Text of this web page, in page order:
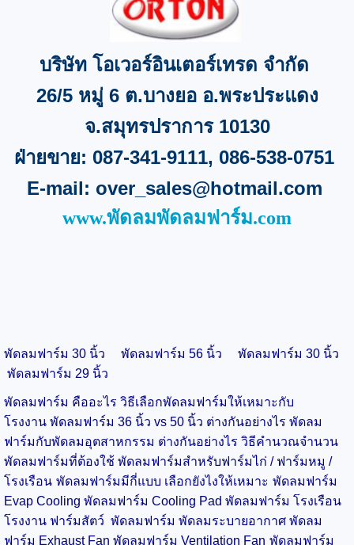
บริษัท โอเวอร์อินเตอร์เทรด จำกัด
26/5 หมู่ 6 ต.บางยอ อ.พระประแดง
จ.สมุทรปราการ 10130
ฝ่ายขาย: 087-341-9111, 086-538-0751
E-mail: over_sales@hotmail.com
www.พัดลมพัดลมฟาร์ม.com
พัดลมฟาร์ม 30 นิ้ว พัดลมฟาร์ม 56 นิ้ว
พัดลมฟาร์ม 30 นิ้ว
พัดลมฟาร์ม 29 นิ้ว
พัดลมฟาร์ม คืออะไร วิธีเลือกพัดลมฟาร์มให้เหมาะกับ
โรงงาน พัดลมฟาร์ม 36 นิ้ว vs 50 นิ้ว ต่างกันอย่างไร พัดลม
ฟาร์มกับพัดลมอุตสาหกรรม ต่างกันอย่างไร วิธีคำนวณจำนวน
พัดลมฟาร์มที่ต้องใช้ พัดลมฟาร์มสำหรับฟาร์มไก่ / ฟาร์มหมู /
โรงเรือน พัดลมฟาร์มมีกี่แบบ เลือกยังไงให้เหมาะ พัดลมฟาร์ม
Evap Cooling พัดลมฟาร์ม Cooling Pad พัดลมฟาร์ม โรงเรือน
โรงงาน ฟาร์มสัตว์ พัดลมฟาร์ม พัดลมระบายอากาศ พัดลม
ฟาร์ม Exhaust Fan พัดลมฟาร์ม Ventilation Fan พัดลมฟาร์ม